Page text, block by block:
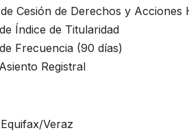
Cesión de Derechos y Acciones
Índice de Titularidad
Frecuencia (90 días)
Registral
Veraz